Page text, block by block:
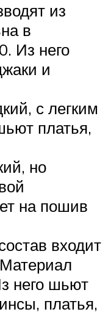
из
в
Из него
и
с легким
платья,
но
на пошив
входит
него шьют
платья,